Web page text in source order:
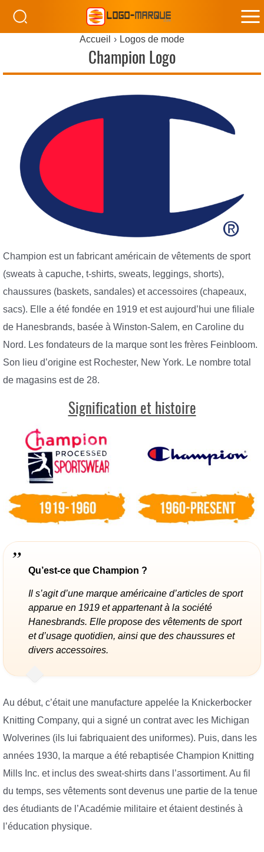
Accueil Logos de mode
Champion Logo
Champion est un fabricant américain de vêtements de sport
(sweats à capuche, t-shirts, sweats, leggings, shorts),
chaussures (baskets, sandales) et accessoires (chapeaux,
sacs). Elle a été fondée en 1919 et est aujourd’hui une filiale
de Hanesbrands, basée à Winston-Salem, en Caroline du
Nord. Les fondateurs de la marque sont les frères Feinbloom.
Son lieu d’origine est Rochester, New York. Le nombre total
de magasins est de 28.
Signification et histoire
Qu’est-ce que Champion ?
Il s’agit d’une marque américaine d’articles de sport
apparue en 1919 et appartenant à la société
Hanesbrands. Elle propose des vêtements de sport
et d’usage quotidien, ainsi que des chaussures et
divers accessoires.
Au début, c’était une manufacture appelée la Knickerbocker
Knitting Company, qui a signé un contrat avec les Michigan
Wolverines (ils lui fabriquaient des uniformes). Puis, dans les
années 1930, la marque a été rebaptisée Champion Knitting
Mills Inc. et inclus des sweat-shirts dans l’assortiment. Au fil
du temps, ses vêtements sont devenus une partie de la tenue
des étudiants de l’Académie militaire et étaient destinés à
l’éducation physique.